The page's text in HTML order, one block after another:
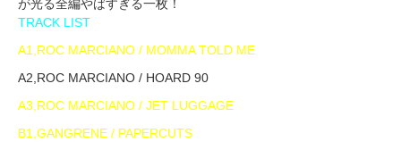
が光る全編やばすぎる一枚！
TRACK LIST
A1,ROC MARCIANO / MOMMA TOLD ME
A2,ROC MARCIANO / HOARD 90
A3,ROC MARCIANO / JET LUGGAGE
B1,GANGRENE / PAPERCUTS